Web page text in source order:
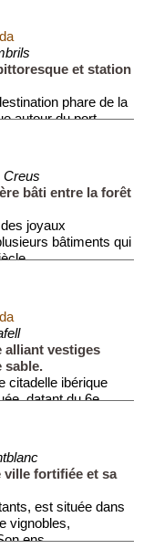
et station
phare de la
autour du port,
Creus
bâti entre la forêt
joyaux
bâtiments qui
alliant vestiges
sable.
citadelle ibérique
datant du 6e
ville fortifiée et sa
est située dans
vignobles,
ens...